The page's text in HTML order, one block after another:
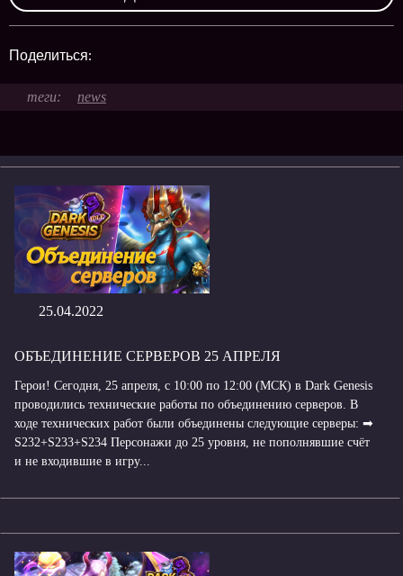
Поделиться:
news
25.04.2022
ОБЪЕДИНЕНИЕ СЕРВЕРОВ 25 АПРЕЛЯ
Герои! Сегодня, 25 апреля, с 10:00 по 12:00 (МСК) в Dark Genesis
проводились технические работы по объединению серверов. В
ходе технических работ были объединены следующие серверы: ➡
S232+S233+S234 Персонажи до 25 уровня, не пополнявшие счёт
и не входившие в игру...